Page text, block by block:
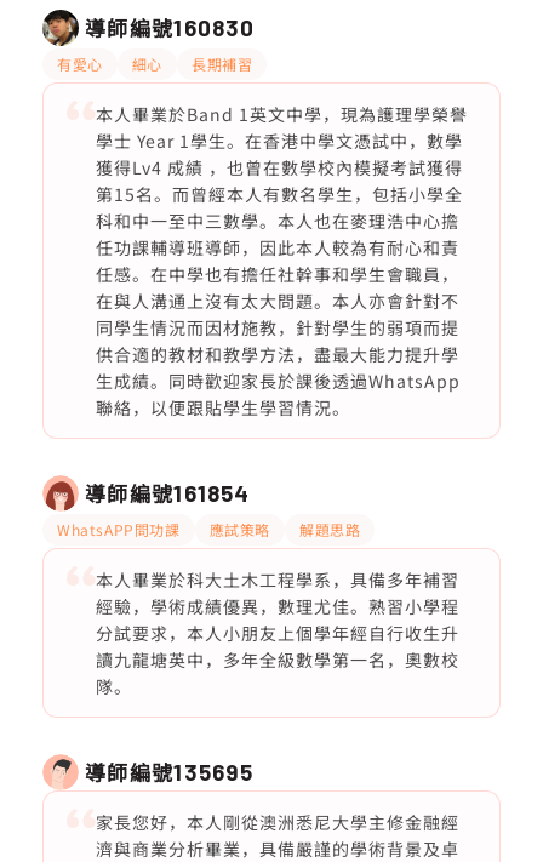
導師編號160830
有愛心 細心 長期補習
本人畢業於Band 1英文中學，現為護理學榮譽
學士 Year 1學生。在香港中學文憑試中，數學
獲得Lv4 成績 ，也曾在數學校內模擬考試獲得
第15名。而曾經本人有數名學生，包括小學全
科和中一至中三數學。本人也在麥理浩中心擔
任功課輔導班導師，因此本人較為有耐心和責
任感。在中學也有擔任社幹事和學生會職員，
在與人溝通上沒有太大問題。本人亦會針對不
同學生情況而因材施教，針對學生的弱項而提
供合適的教材和教學方法，盡最大能力提升學
生成績。同時歡迎家長於課後透過WhatsApp
聯絡，以便跟貼學生學習情況。
導師編號161854
WhatsAPP問功課 應試策略 解題思路
本人畢業於科大土木工程學系，具備多年補習
經驗，學術成績優異，數理尤佳。熟習小學程
分試要求，本人小朋友上個學年經自行收生升
讀九龍塘英中，多年全級數學第一名，奧數校
隊。
導師編號135695
家長您好，本人剛從澳洲悉尼大學主修金融經
濟與商業分析畢業，具備嚴謹的學術背景及卓